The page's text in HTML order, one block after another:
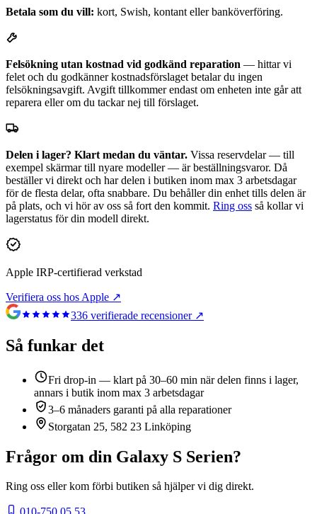
Betala som du vill: kort, Swish, kontant eller banköverföring.
Felsökning utan kostnad vid godkänd reparation — hittar vi
felet och du godkänner kostnadsförslaget betalar du ingen
felsökningsavgift. Avgift tillkommer endast om enheten inte går att
reparera eller om du tackar nej till förslaget.
Delen i lager? Klart medan du väntar. Vissa reservdelar — till
exempel skärmar till nyare modeller — är beställningsvaror. Då
beställer vi direkt och har delen i butiken inom max 3 arbetsdagar
för de flesta delar, ofta snabbare. Du behåller din enhet tills delen är
på plats, och vi hör av oss så fort den kommit. Ring oss så kollar vi
lagerstatus för din modell direkt.
Apple IRP-certifierad verkstad
Verifiera oss hos Apple ↗
336 verifierade recensioner ↗
Så funkar det
Fri drop-in — klart på 30–60 min när delen finns i lager,
annars i butik inom max 3 arbetsdagar
3–6 månaders garanti på alla reparationer
Storgatan 25, 582 23 Linköping
Frågor om din Galaxy S Serien?
Ring oss eller kom förbi butiken så hjälper vi dig direkt.